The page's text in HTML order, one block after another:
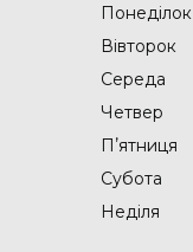
Понеділок
Вівторок
Середа
Четвер
Пʼятниця
Субота
Неділя